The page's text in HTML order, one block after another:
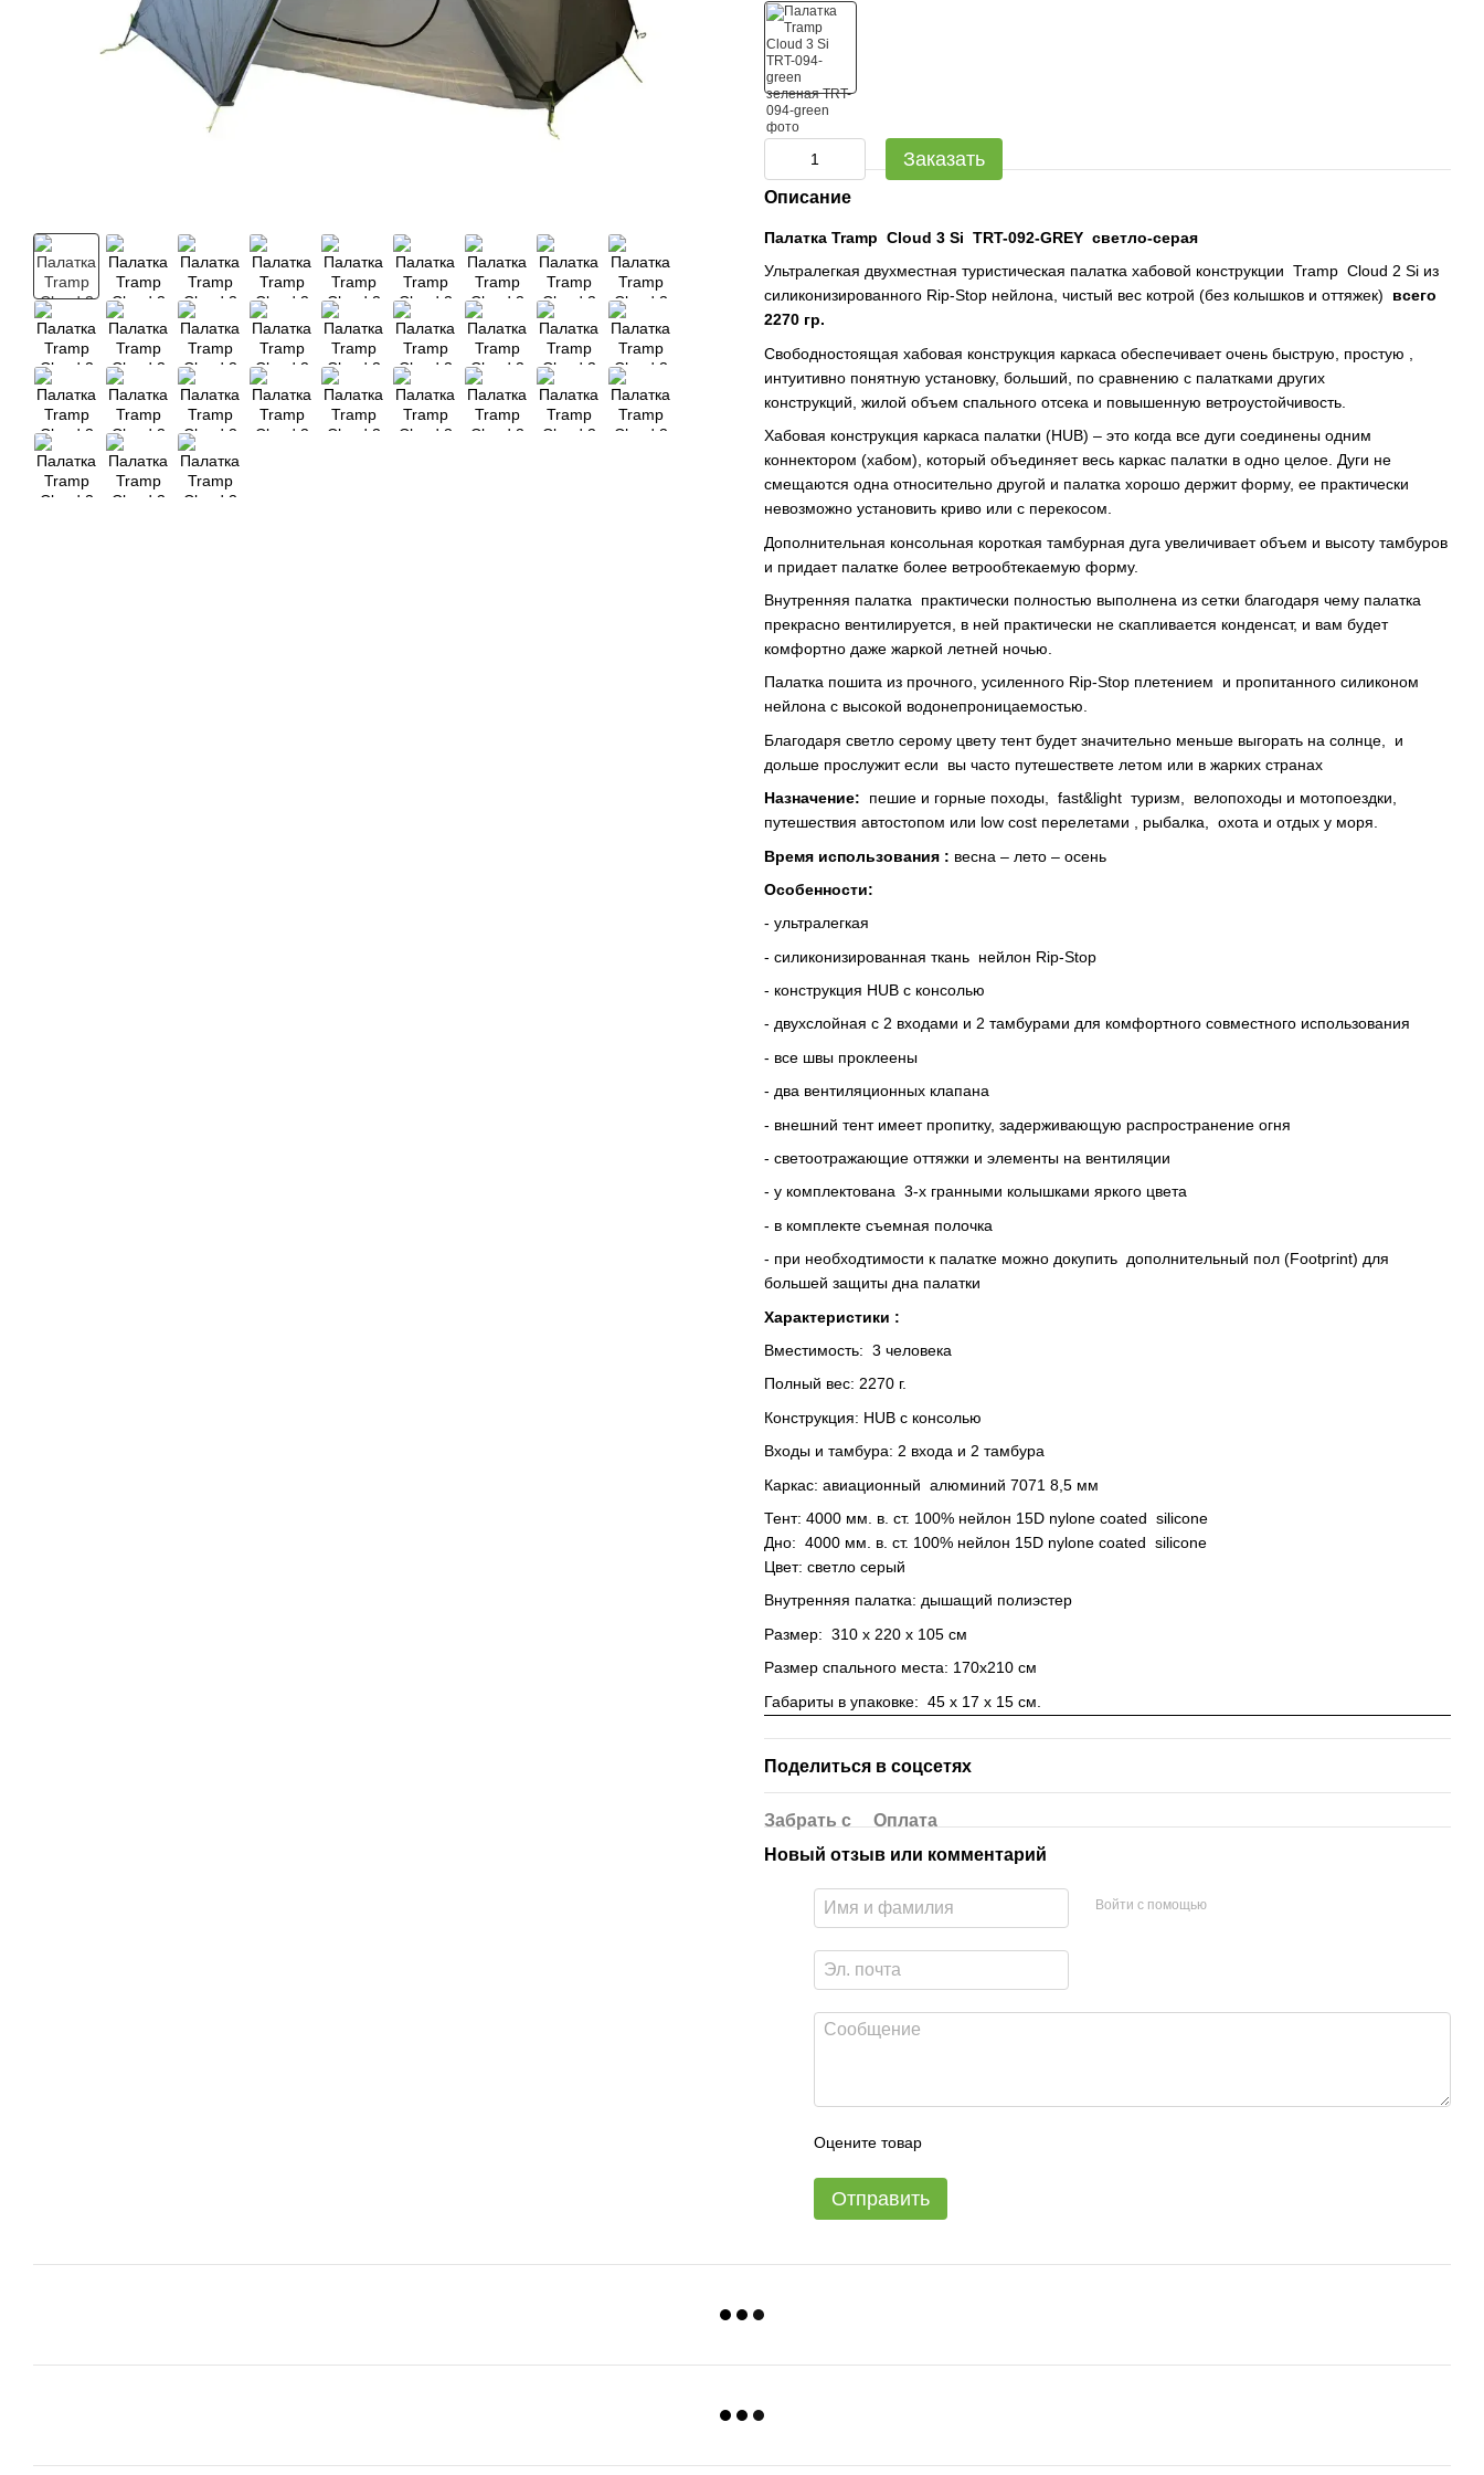
Заказать
Описание
Палатка Tramp Cloud 3 Si TRT-092-GREY светло-серая
Ультралегкая двухместная туристическая палатка хабовой конструкции Tramp Cloud 2 Si из
силиконизированного Rip-Stop нейлона, чистый вес котрой (без колышков и оттяжек) всего
2270 гр.
Свободностоящая хабовая конструкция каркаса обеспечивает очень быструю, простую ,
интуитивно понятную установку, больший, по сравнению с палатками других
конструкций, жилой объем спального отсека и повышенную ветроустойчивость.
Хабовая конструкция каркаса палатки (HUB) – это когда все дуги соединены одним
коннектором (хабом), который объединяет весь каркас палатки в одно целое. Дуги не
смещаются одна относительно другой и палатка хорошо держит форму, ее практически
невозможно установить криво или с перекосом.
Дополнительная консольная короткая тамбурная дуга увеличивает объем и высоту тамбуров
и придает палатке более ветрообтекаемую форму.
Внутренняя палатка практически полностью выполнена из сетки благодаря чему палатка
прекрасно вентилируется, в ней практически не скапливается конденсат, и вам будет
комфортно даже жаркой летней ночью.
Палатка пошита из прочного, усиленного Rip-Stop плетением и пропитанного силиконом
нейлона с высокой водонепроницаемостью.
Благодаря светло серому цвету тент будет значительно меньше выгорать на солнце, и
дольше прослужит если вы часто путешествете летом или в жарких странах
Назначение: пешие и горные походы, fast&light туризм, велопоходы и мотопоездки,
путешествия автостопом или low cost перелетами , рыбалка, охота и отдых у моря.
Время использования : весна – лето – осень
Особенности:
- ультралегкая
- силиконизированная ткань нейлон Rip-Stop
- конструкция HUB с консолью
- двухслойная с 2 входами и 2 тамбурами для комфортного совместного использования
- все швы проклеены
- два вентиляционных клапана
- внешний тент имеет пропитку, задерживающую распространение огня
- светоотражающие оттяжки и элементы на вентиляции
- у комплектована 3-х гранными колышками яркого цвета
- в комплекте съемная полочка
- при необходтимости к палатке можно докупить дополнительный пол (Footprint) для
большей защиты дна палатки
Характеристики :
Вместимость: 3 человека
Полный вес: 2270 г.
Конструкция: HUB с консолью
Входы и тамбура: 2 входа и 2 тамбура
Каркас: авиационный алюминий 7071 8,5 мм
Тент: 4000 мм. в. ст. 100% нейлон 15D nylone coated silicone
Дно: 4000 мм. в. ст. 100% нейлон 15D nylone coated silicone
Цвет: светло серый
Внутренняя палатка: дышащий полиэстер
Размер: 310 х 220 х 105 см
Размер спального места: 170х210 см
Габариты в упаковке: 45 х 17 х 15 см.
Поделиться в соцсетях
Забрать с
Оплата
Новый отзыв или комментарий
Войти с помощью
Оцените товар
Отправить